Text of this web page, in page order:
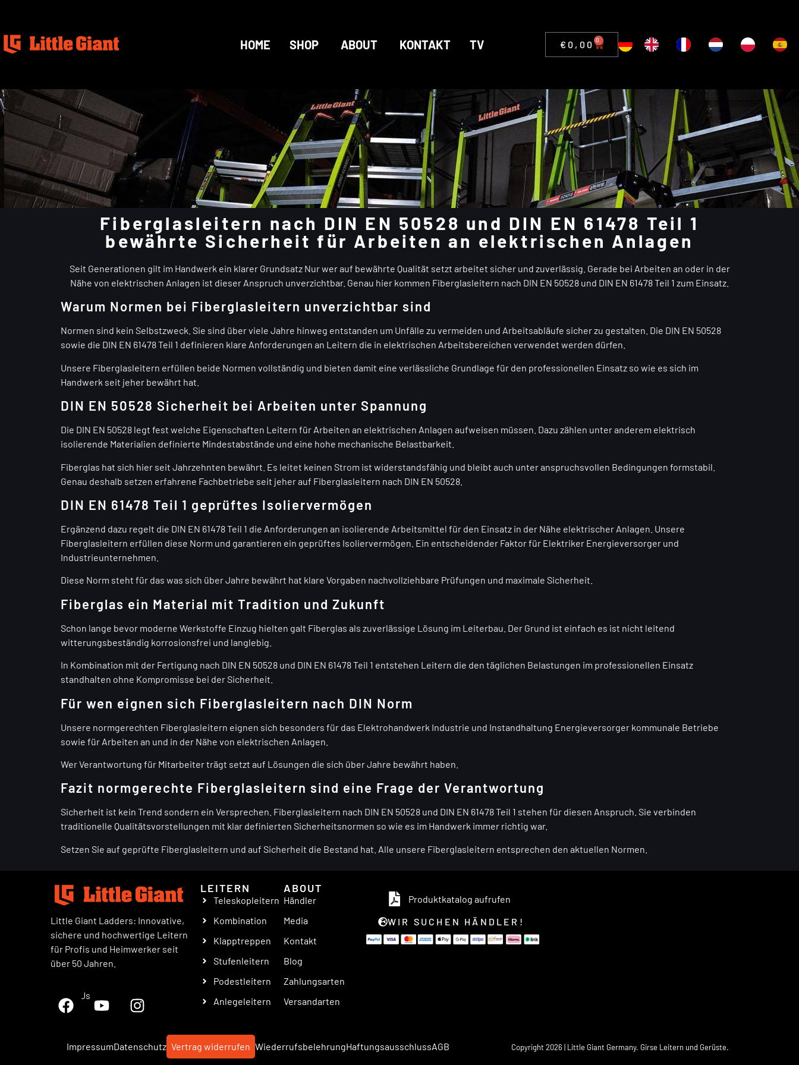
HOME SHOP ABOUT KONTAKT TV € 0,00 0
Fiberglasleitern nach DIN EN 50528 und DIN EN 61478 Teil 1
bewährte Sicherheit für Arbeiten an elektrischen Anlagen
Seit Generationen gilt im Handwerk ein klarer Grundsatz Nur wer auf bewährte Qualität setzt arbeitet sicher und zuverlässig. Gerade bei Arbeiten an oder in der
Nähe von elektrischen Anlagen ist dieser Anspruch unverzichtbar. Genau hier kommen Fiberglasleitern nach DIN EN 50528 und DIN EN 61478 Teil 1 zum Einsatz.
Warum Normen bei Fiberglasleitern unverzichtbar sind
Normen sind kein Selbstzweck. Sie sind über viele Jahre hinweg entstanden um Unfälle zu vermeiden und Arbeitsabläufe sicher zu gestalten. Die DIN EN 50528
sowie die DIN EN 61478 Teil 1 definieren klare Anforderungen an Leitern die in elektrischen Arbeitsbereichen verwendet werden dürfen.
Unsere Fiberglasleitern erfüllen beide Normen vollständig und bieten damit eine verlässliche Grundlage für den professionellen Einsatz so wie es sich im
Handwerk seit jeher bewährt hat.
DIN EN 50528 Sicherheit bei Arbeiten unter Spannung
Die DIN EN 50528 legt fest welche Eigenschaften Leitern für Arbeiten an elektrischen Anlagen aufweisen müssen. Dazu zählen unter anderem elektrisch
isolierende Materialien definierte Mindestabstände und eine hohe mechanische Belastbarkeit.
Fiberglas hat sich hier seit Jahrzehnten bewährt. Es leitet keinen Strom ist widerstandsfähig und bleibt auch unter anspruchsvollen Bedingungen formstabil.
Genau deshalb setzen erfahrene Fachbetriebe seit jeher auf Fiberglasleitern nach DIN EN 50528.
DIN EN 61478 Teil 1 geprüftes Isoliervermögen
Ergänzend dazu regelt die DIN EN 61478 Teil 1 die Anforderungen an isolierende Arbeitsmittel für den Einsatz in der Nähe elektrischer Anlagen. Unsere
Fiberglasleitern erfüllen diese Norm und garantieren ein geprüftes Isoliervermögen. Ein entscheidender Faktor für Elektriker Energieversorger und
Industrieunternehmen.
Diese Norm steht für das was sich über Jahre bewährt hat klare Vorgaben nachvollziehbare Prüfungen und maximale Sicherheit.
Fiberglas ein Material mit Tradition und Zukunft
Schon lange bevor moderne Werkstoffe Einzug hielten galt Fiberglas als zuverlässige Lösung im Leiterbau. Der Grund ist einfach es ist nicht leitend
witterungsbeständig korrosionsfrei und langlebig.
In Kombination mit der Fertigung nach DIN EN 50528 und DIN EN 61478 Teil 1 entstehen Leitern die den täglichen Belastungen im professionellen Einsatz
standhalten ohne Kompromisse bei der Sicherheit.
Für wen eignen sich Fiberglasleitern nach DIN Norm
Unsere normgerechten Fiberglasleitern eignen sich besonders für das Elektrohandwerk Industrie und Instandhaltung Energieversorger kommunale Betriebe
sowie für Arbeiten an und in der Nähe von elektrischen Anlagen.
Wer Verantwortung für Mitarbeiter trägt setzt auf Lösungen die sich über Jahre bewährt haben.
Fazit normgerechte Fiberglasleitern sind eine Frage der Verantwortung
Sicherheit ist kein Trend sondern ein Versprechen. Fiberglasleitern nach DIN EN 50528 und DIN EN 61478 Teil 1 stehen für diesen Anspruch. Sie verbinden
traditionelle Qualitätsvorstellungen mit klar definierten Sicherheitsnormen so wie es im Handwerk immer richtig war.
Setzen Sie auf geprüfte Fiberglasleitern und auf Sicherheit die Bestand hat. Alle unsere Fiberglasleitern entsprechen den aktuellen Normen.
Little Giant Ladders: Innovative,
sichere und hochwertige Leitern
für Profis und Heimwerker seit
über 50 Jahren.
Follow Us
LEITERN
Teleskopleitern
Kombination
Klapptreppen
Stufenleitern
Podestleitern
Anlegeleitern
ABOUT
Händler
Media
Kontakt
Blog
Zahlungsarten
Versandarten
Produktkatalog aufrufen
WIR SUCHEN HÄNDLER!
ImpressumDatenschutz Vertrag widerrufen WiederrufsbelehrungHaftungsausschlussAGB Copyright 2026 | Little Giant Germany. Girse Leitern und Gerüste.